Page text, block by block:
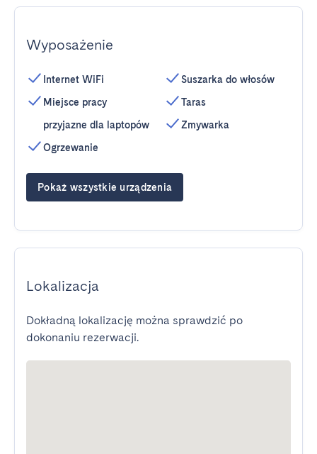
Wyposażenie
Internet WiFi
Miejsce pracy
przyjazne dla laptopów
Ogrzewanie
Suszarka do włosów
Taras
Zmywarka
Pokaż wszystkie urządzenia
Lokalizacja
Dokładną lokalizację można sprawdzić po
dokonaniu rezerwacji.